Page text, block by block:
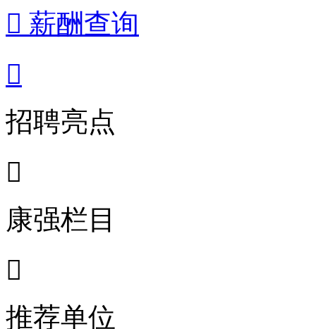
 薪酬查询

招聘亮点

康强栏目

推荐单位